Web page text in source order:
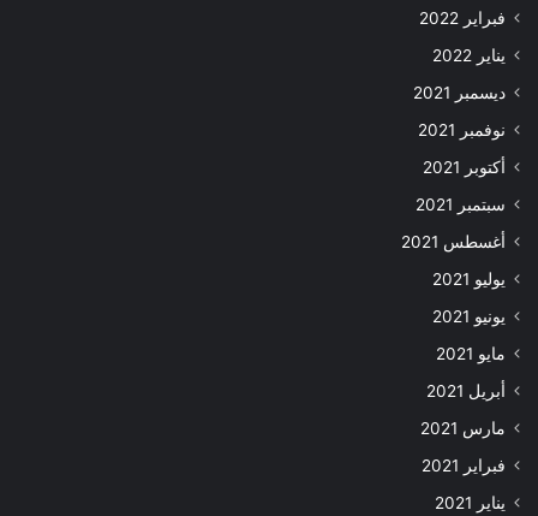
فبراير 2022
يناير 2022
ديسمبر 2021
نوفمبر 2021
أكتوبر 2021
سبتمبر 2021
أغسطس 2021
يوليو 2021
يونيو 2021
مايو 2021
أبريل 2021
مارس 2021
فبراير 2021
يناير 2021